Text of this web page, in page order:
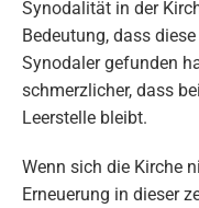
Synodalität in der
Bedeutung, dass
Synodaler gefunden
schmerzlicher, dass
Leerstelle bleibt.
Wenn sich die Kirche
Erneuerung in dieser